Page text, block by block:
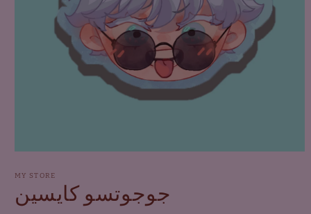
1
النافذة
المنبثقة
MY STORE
جوجوتسو كايسين